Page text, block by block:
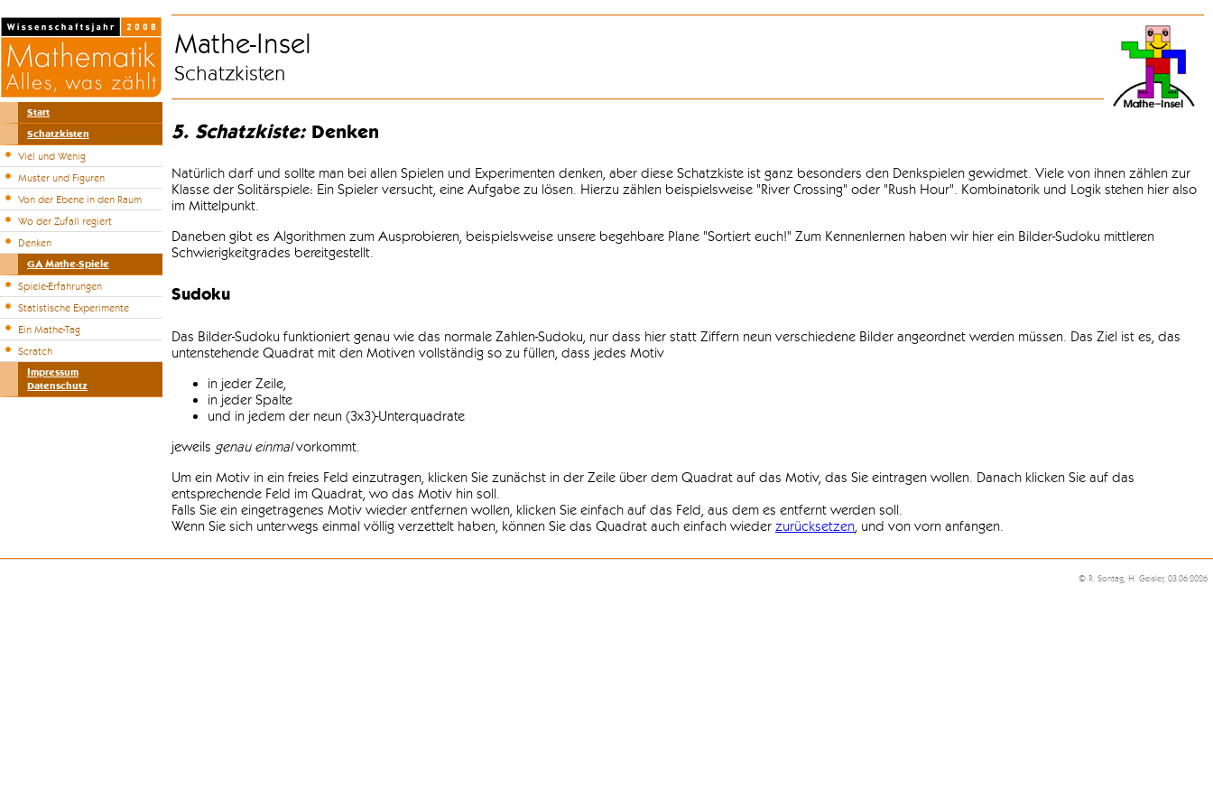
Start
Schatzkisten
Viel und Wenig
Muster und Figuren
Von der Ebene in den Raum
Wo der Zufall regiert
Denken
GA Mathe-Spiele
Spiele-Erfahrungen
Statistische Experimente
Ein Mathe-Tag
Scratch
Impressum
Datenschutz
Mathe-Insel
Schatzkisten
5. Schatzkiste:Denken
Natürlich darf und sollte man bei allen Spielen und Experimenten denken, aber diese Schatzkiste ist ganz besonders den Denkspielen gewidmet. Viele von ihnen zählen zur
Klasse der Solitärspiele: Ein Spieler versucht, eine Aufgabe zu lösen. Hierzu zählen beispielsweise "River Crossing" oder "Rush Hour". Kombinatorik und Logik stehen hier also
im Mittelpunkt.
Daneben gibt es Algorithmen zum Ausprobieren, beispielsweise unsere begehbare Plane "Sortiert euch!" Zum Kennenlernen haben wir hier ein Bilder-Sudoku mittleren
Schwierigkeitgrades bereitgestellt.
Sudoku
Das Bilder-Sudoku funktioniert genau wie das normale Zahlen-Sudoku, nur dass hier statt Ziffern neun verschiedene Bilder angeordnet werden müssen. Das Ziel ist es, das
untenstehende Quadrat mit den Motiven vollständig so zu füllen, dass jedes Motiv
in jeder Zeile,
in jeder Spalte
und in jedem der neun (3x3)-Unterquadrate
jeweils genau einmalvorkommt.
Um ein Motiv in ein freies Feld einzutragen, klicken Sie zunächst in der Zeile über dem Quadrat auf das Motiv, das Sie eintragen wollen. Danach klicken Sie auf das
entsprechende Feld im Quadrat, wo das Motiv hin soll.
Falls Sie ein eingetragenes Motiv wieder entfernen wollen, klicken Sie einfach auf das Feld, aus dem es entfernt werden soll.
Wenn Sie sich unterwegs einmal völlig verzettelt haben, können Sie das Quadrat auch einfach wieder zurücksetzen, und von vorn anfangen.
© R. Sontag, H. Geisler, 03.06.2026